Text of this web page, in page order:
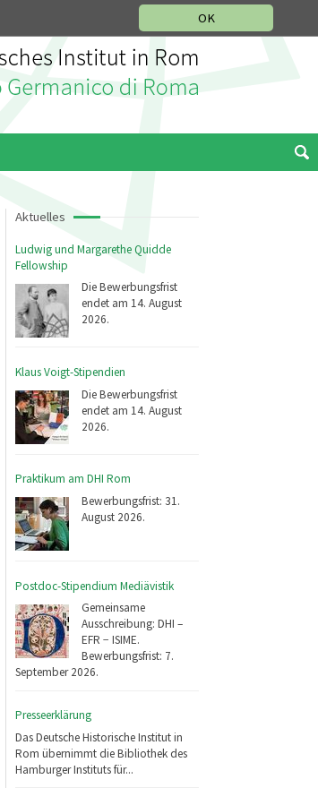
OK
Aktuelles
Ludwig und Margarethe Quidde
Fellowship
Die Bewerbungsfrist
endet am 14. August
2026.
Klaus Voigt-Stipendien
Die Bewerbungsfrist
endet am 14. August
2026.
Praktikum am DHI Rom
Bewerbungsfrist: 31.
August 2026.
Postdoc-Stipendium Mediävistik
Gemeinsame
Ausschreibung: DHI –
EFR − ISIME.
Bewerbungsfrist: 7.
September 2026.
Presseerklärung
Das Deutsche Historische Institut in
Rom übernimmt die Bibliothek des
Hamburger Instituts für...